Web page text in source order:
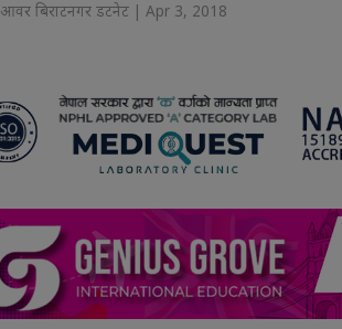
आवर बिराटनगर डटनेट | Apr 3, 2018